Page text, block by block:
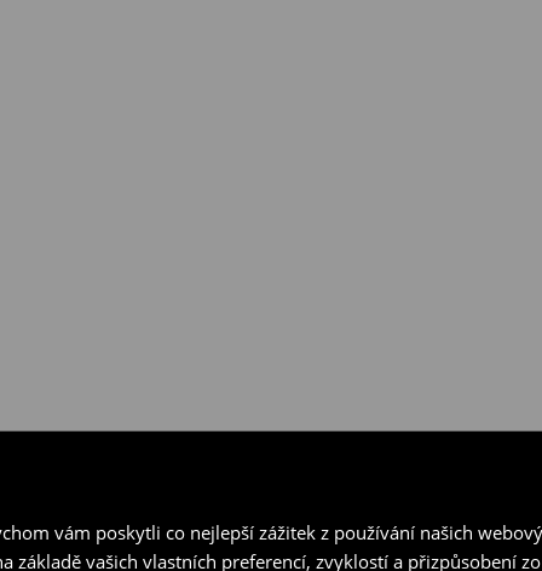
vám poskytli co nejlepší zážitek z používání našich
základě vašich vlastních preferencí, zvyklostí a přizpůsobení